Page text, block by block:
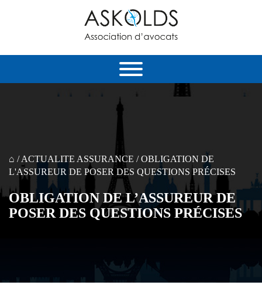
⌂ /ACTUALITE ASSURANCE /OBLIGATION DE
L'ASSUREUR DE POSER DES QUESTIONS PRÉCISES
OBLIGATION DE L’ASSUREUR DE
POSER DES QUESTIONS PRÉCISES